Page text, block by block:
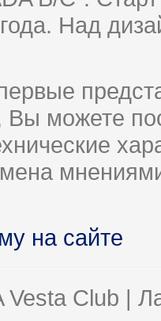
Над
Вы можете
на сайте
Vesta Club |